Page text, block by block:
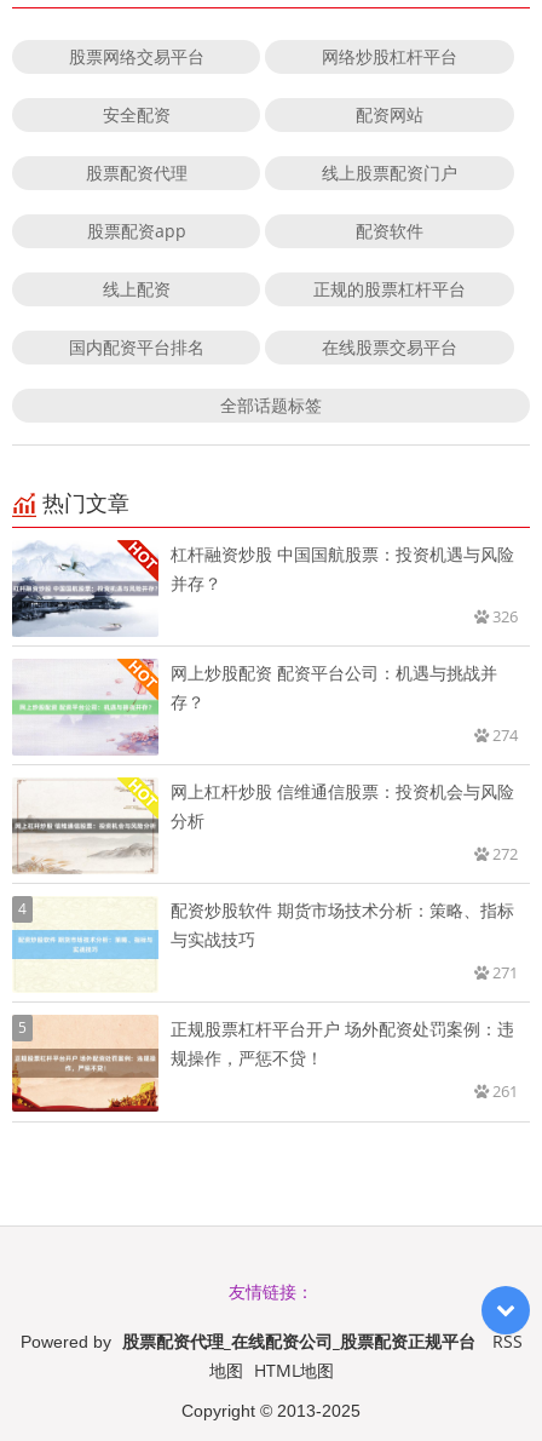
股票网络交易平台 网络炒股杠杆平台
安全配资 配资网站
股票配资代理 线上股票配资门户
股票配资app 配资软件
线上配资 正规的股票杠杆平台
国内配资平台排名 在线股票交易平台
全部话题标签
热门文章
杠杆融资炒股 中国国航股票：投资机遇与风险
并存？
326
网上炒股配资 配资平台公司：机遇与挑战并
存？
274
网上杠杆炒股 信维通信股票：投资机会与风险
分析
272
4
配资炒股软件 期货市场技术分析：策略、指标
与实战技巧
271
5
正规股票杠杆平台开户 场外配资处罚案例：违
规操作，严惩不贷！
261
友情链接：
Powered by 股票配资代理_在线配资公司_股票配资正规平台
RSS
地图 HTML地图
Copyright © 2013-2025